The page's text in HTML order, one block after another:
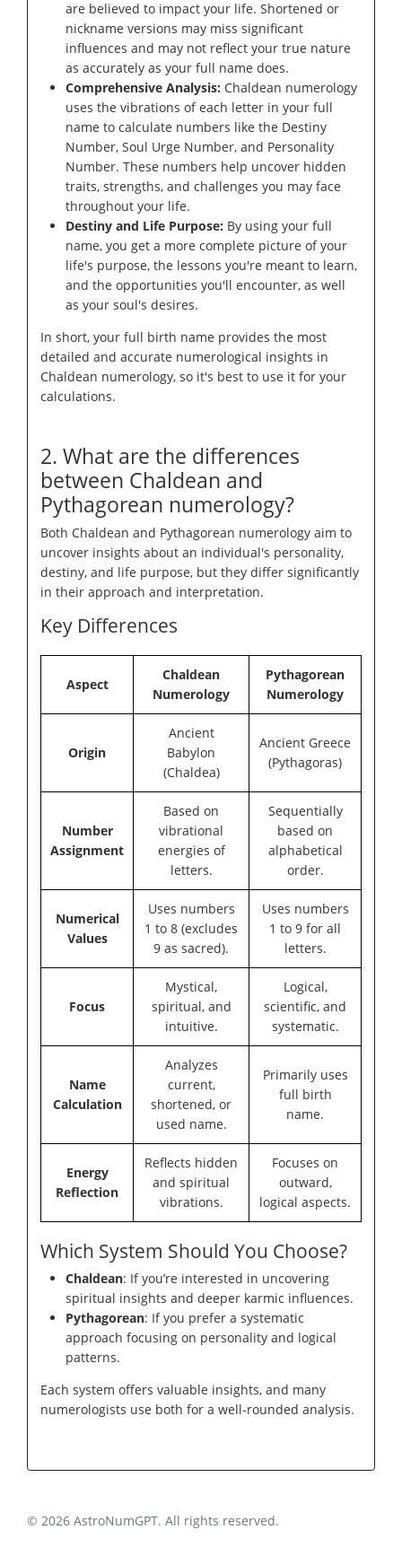
are believed to impact your life. Shortened or
nickname versions may miss significant
influences and may not reflect your true nature
as accurately as your full name does.
Comprehensive Analysis: Chaldean numerology
uses the vibrations of each letter in your full
name to calculate numbers like the Destiny
Number, Soul Urge Number, and Personality
Number. These numbers help uncover hidden
traits, strengths, and challenges you may face
throughout your life.
Destiny and Life Purpose: By using your full
name, you get a more complete picture of your
life's purpose, the lessons you're meant to learn,
and the opportunities you'll encounter, as well
as your soul's desires.
In short, your full birth name provides the most
detailed and accurate numerological insights in
Chaldean numerology, so it's best to use it for your
calculations.
2. What are the differences
between Chaldean and
Pythagorean numerology?
Both Chaldean and Pythagorean numerology aim to
uncover insights about an individual's personality,
destiny, and life purpose, but they differ significantly
in their approach and interpretation.
Key Differences
Aspect
Chaldean
Numerology
Pythagorean
Numerology
Origin
Ancient
Babylon
(Chaldea)
Ancient Greece
(Pythagoras)
Number
Assignment
Based on
vibrational
energies of
letters.
Sequentially
based on
alphabetical
order.
Numerical
Values
Uses numbers
1 to 8 (excludes
9 as sacred).
Uses numbers
1 to 9 for all
letters.
Focus
Mystical,
spiritual, and
intuitive.
Logical,
scientific, and
systematic.
Name
Calculation
Analyzes
current,
shortened, or
used name.
Primarily uses
full birth
name.
Energy
Reflection
Reflects hidden
and spiritual
vibrations.
Focuses on
outward,
logical aspects.
Which System Should You Choose?
Chaldean: If you’re interested in uncovering
spiritual insights and deeper karmic influences.
Pythagorean: If you prefer a systematic
approach focusing on personality and logical
patterns.
Each system offers valuable insights, and many
numerologists use both for a well-rounded analysis.
© 2026 AstroNumGPT. All rights reserved.